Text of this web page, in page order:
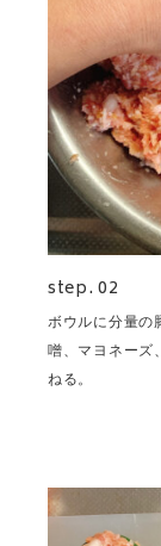
step. 02
ボウルに分量の
噌、マヨネーズ
ねる。